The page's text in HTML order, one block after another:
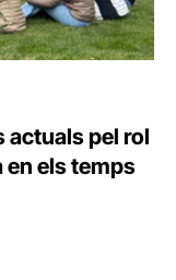
actuals pel rol
en els temps